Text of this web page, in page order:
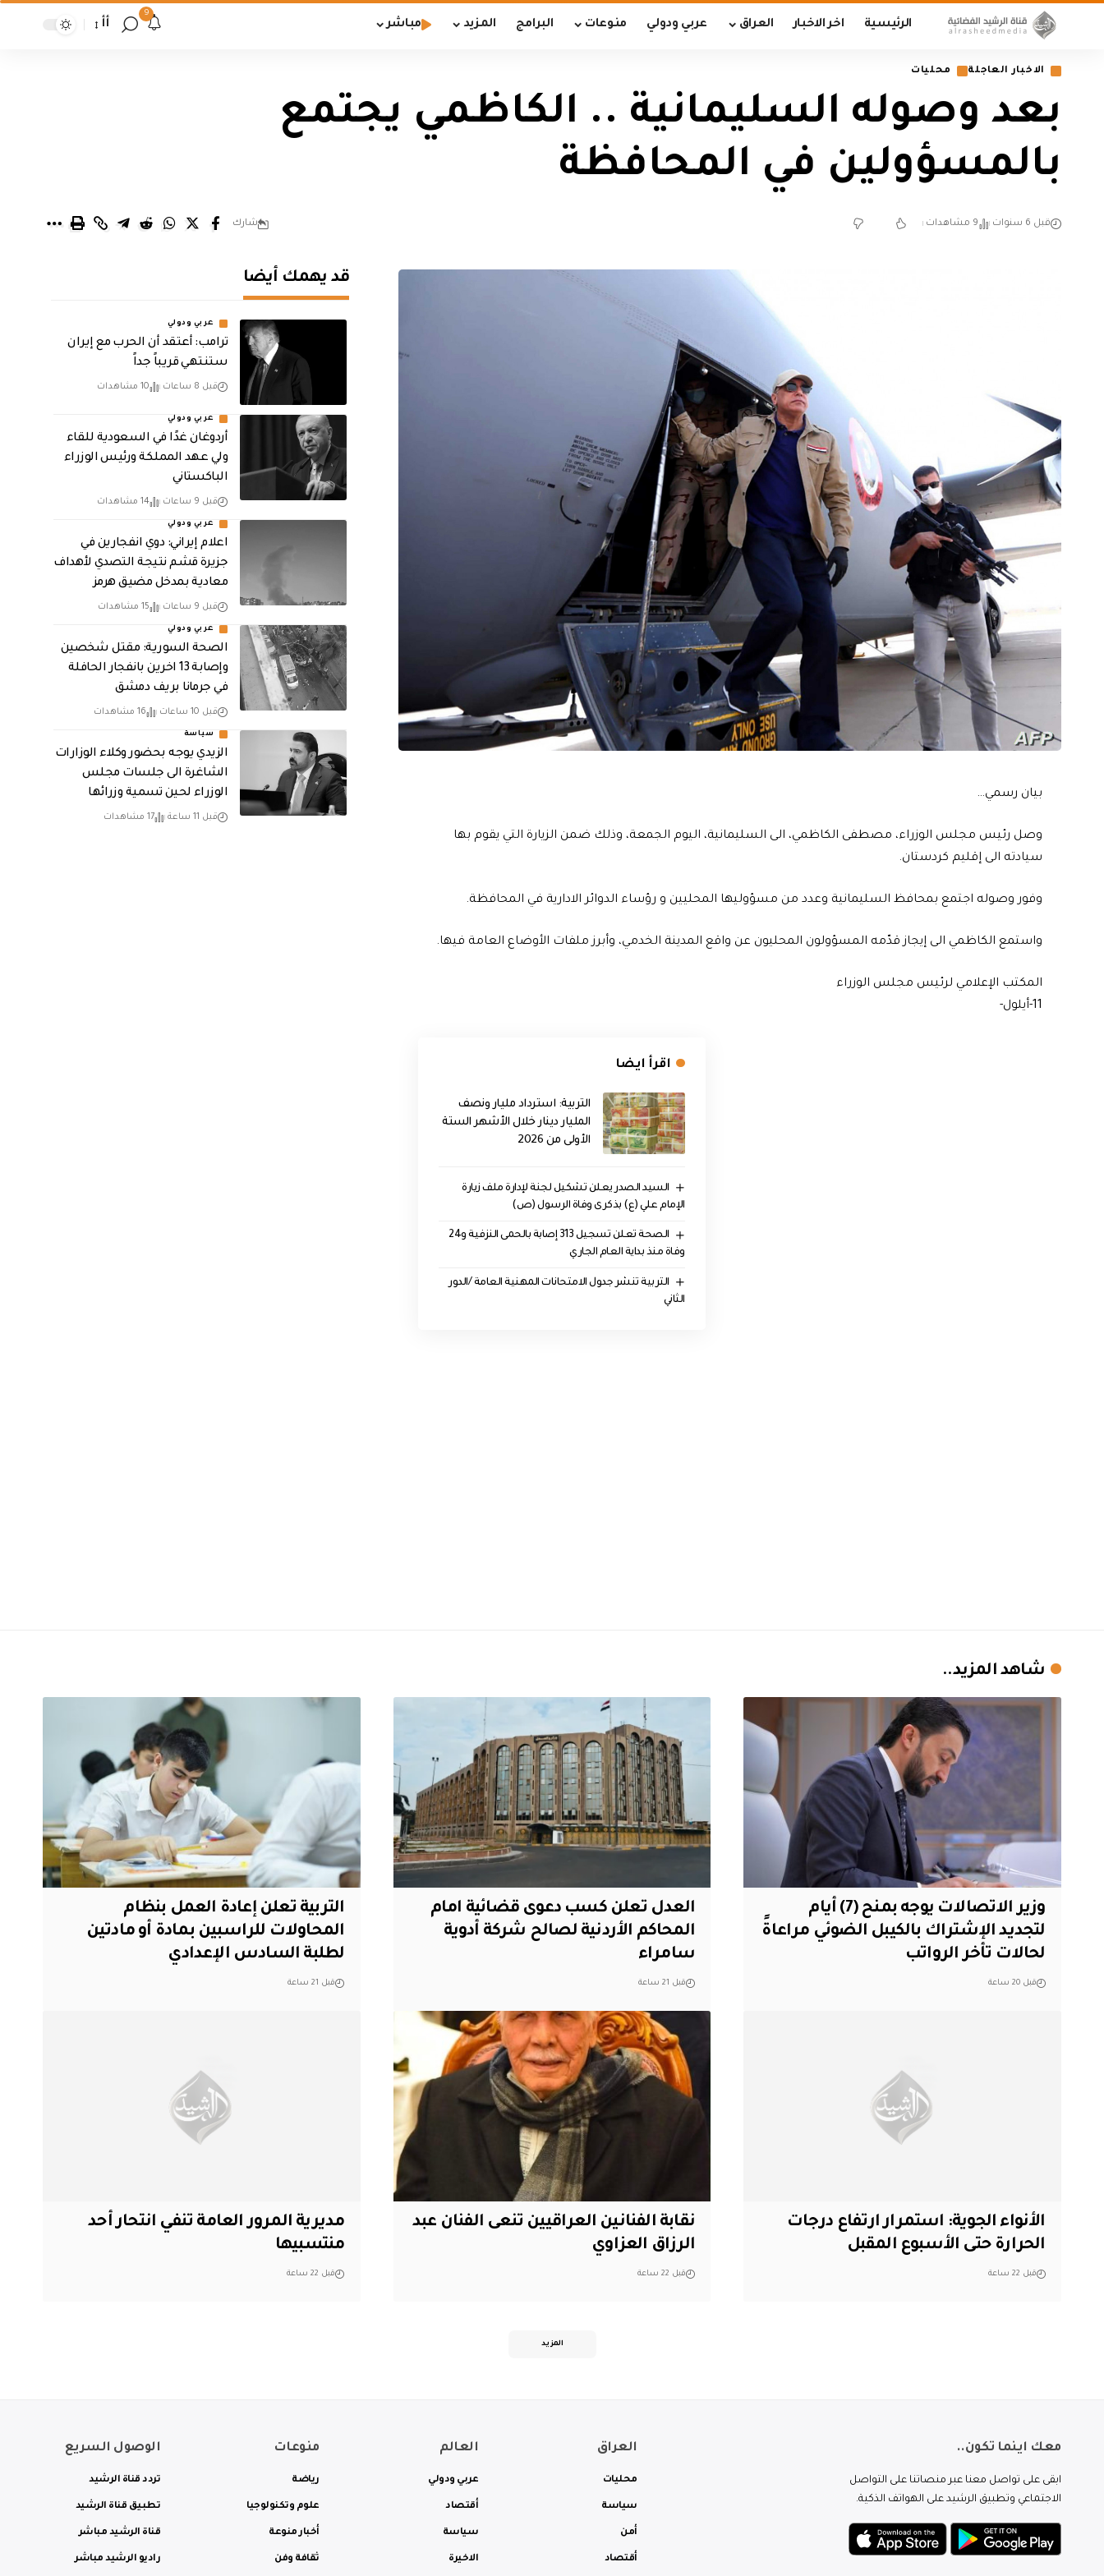
الرئيسية اخر الاخبار العراق عربي ودولي منوعات البرامج المزيد مباشر
9
أأ
الاخبار العاجلة محليات
بعد وصوله السليمانية .. الكاظمي يجتمع
بالمسؤولين في المحافظة
قبل 6 سنوات 9 مشاهدات شارك
بيان رسمي…
وصل رئيس مجلس الوزراء، مصطفى الكاظمي، الى السليمانية، اليوم الجمعة، وذلك ضمن الزيارة التي يقوم بها
سيادته الى إقليم كردستان.
وفور وصوله اجتمع بمحافظ السليمانية وعدد من مسؤوليها المحليين و رؤساء الدوائر الادارية في المحافظة.
واستمع الكاظمي الى إيجاز قدّمه المسؤولون المحليون عن واقع المدينة الخدمي، وأبرز ملفات الأوضاع العامة فيها.
المكتب الإعلامي لرئيس مجلس الوزراء
11-أيلول-
اقرأ ايضا
التربية: استرداد مليار ونصف
المليار دينار خلال الأشهر الستة
الأولى من 2026
السيد الصدر يعلن تشكيل لجنة لإدارة ملف زيارة
الإمام علي (ع) بذكرى وفاة الرسول (ص)
الصحة تعلن تسجيل 313 إصابة بالحمى النزفية و24
وفاة منذ بداية العام الجاري
التربية تنشر جدول الامتحانات المهنية العامة /الدور
الثاني
قد يهمك أيضا
عربي ودولي
‏ترامب: أعتقد أن الحرب مع إيران
ستنتهي قريباً جداً
قبل 8 ساعات 10 مشاهدات
عربي ودولي
أردوغان غدًا في السعودية للقاء
ولي عهد المملكة ورئيس الوزراء
الباكستاني
قبل 9 ساعات 14 مشاهدات
عربي ودولي
اعلام إيراني: دوي انفجارين في
جزيرة قشم نتيجة التصدي لأهداف
معادية بمدخل مضيق هرمز
قبل 9 ساعات 15 مشاهدات
عربي ودولي
الصحة السورية: مقتل شخصين
وإصابة 13 اخرين بانفجار الحافلة
في جرمانا بريف دمشق
قبل 10 ساعات 16 مشاهدات
سياسة
الزيدي يوجه بحضور وكلاء الوزارات
الشاغرة الى جلسات مجلس
الوزراء لحين تسمية وزرائها
قبل 11 ساعة 17 مشاهدات
شاهد المزيد..
وزير الاتصالات يوجه بمنح (7) أيام
لتجديد الإشتراك بالكيبل الضوئي مراعاةً
لحالات تأخر الرواتب
قبل 20 ساعة
العدل تعلن كسب دعوى قضائية امام
المحاكم الأردنية لصالح شركة أدوية
سامراء
قبل 21 ساعة
التربية تعلن إعادة العمل بنظام
المحاولات للراسبين بمادة أو مادتين
لطلبة السادس الإعدادي
قبل 21 ساعة
الأنواء الجوية: استمرار ارتفاع درجات
الحرارة حتى الأسبوع المقبل
قبل 22 ساعة
نقابة الفنانين العراقيين تنعى الفنان عبد
الرزاق العزاوي
قبل 22 ساعة
مديرية المرور العامة تنفي انتحار أحد
منتسبيها
قبل 22 ساعة
المزيد
معك اينما تكون..
ابقى على تواصل معنا عبر منصاتنا على التواصل
الاجتماعي وتطبيق الرشيد على الهواتف الذكية.
العراق
محليات
سياسة
أمن
أقتصاد
العالم
عربي ودولي
أقتصاد
سياسة
الاخيرة
منوعات
رياضة
علوم وتكنولوجيا
أخبار منوعة
ثقافة وفن
الوصول السريع
تردد قناة الرشيد
تطبيق قناة الرشيد
قناة الرشيد مباشر
راديو الرشيد مباشر